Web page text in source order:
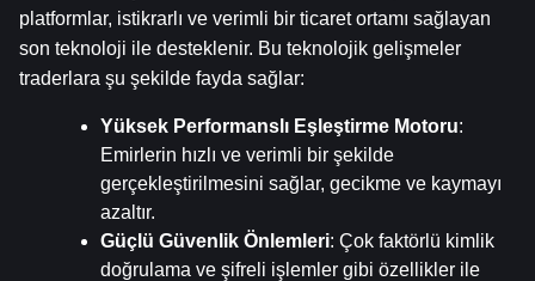
platformlar, istikrarlı ve verimli bir ticaret ortamı sağlayan
son teknoloji ile desteklenir. Bu teknolojik gelişmeler
traderlara şu şekilde fayda sağlar:
Yüksek Performanslı Eşleştirme Motoru:
Emirlerin hızlı ve verimli bir şekilde
gerçekleştirilmesini sağlar, gecikme ve kaymayı
azaltır.
Güçlü Güvenlik Önlemleri: Çok faktörlü kimlik
doğrulama ve şifreli işlemler gibi özellikler ile